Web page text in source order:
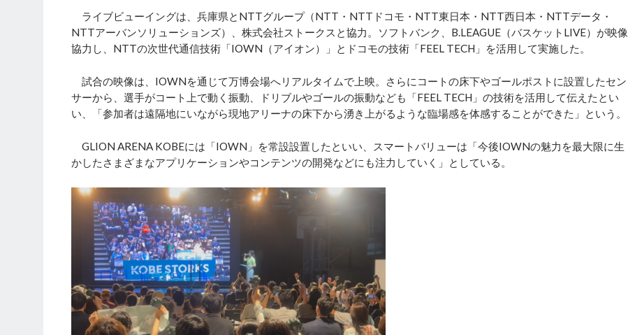
ライブビューイングは、兵庫県とNTTグループ（NTT・NTTドコモ・NTT東日本・NTT西日本・NTTデータ・
NTTアーバンソリューションズ）、株式会社ストークスと協力。ソフトバンク、B.LEAGUE（バスケットLIVE）が映像
協力し、NTTの次世代通信技術「IOWN（アイオン）」とドコモの技術「FEEL TECH」を活用して実施した。
試合の映像は、IOWNを通じて万博会場へリアルタイムで上映。さらにコートの床下やゴールポストに設置したセン
サーから、選手がコート上で動く振動、ドリブルやゴールの振動なども「FEEL TECH」の技術を活用して伝えたとい
い、「参加者は遠隔地にいながら現地アリーナの床下から湧き上がるような臨場感を体感することができた」という。
GLION ARENA KOBEには「IOWN」を常設設置したといい、スマートバリューは「今後IOWNの魅力を最大限に生
かしたさまざまなアプリケーションやコンテンツの開発などにも注力していく」としている。